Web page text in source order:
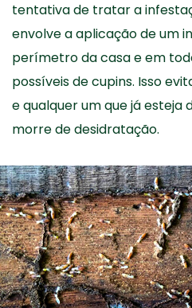
tentativa de tratar a
envolve a aplicação de um
perímetro da casa e em
possíveis de cupins. Isso
e qualquer um que já
morre de desidratação.